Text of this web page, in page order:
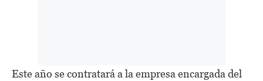
Este año se contratará a la empresa encargada del